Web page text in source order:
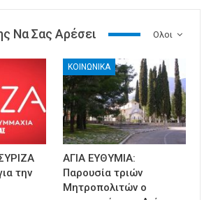
Ολοι
Να Σας Αρέσει
την
ΚΟΙΝΩΝΙΚΑ
ΑΓΙΑ ΕΥΘΥΜΙΑ:
Παρουσία τριών
Μητροπολιτών ο